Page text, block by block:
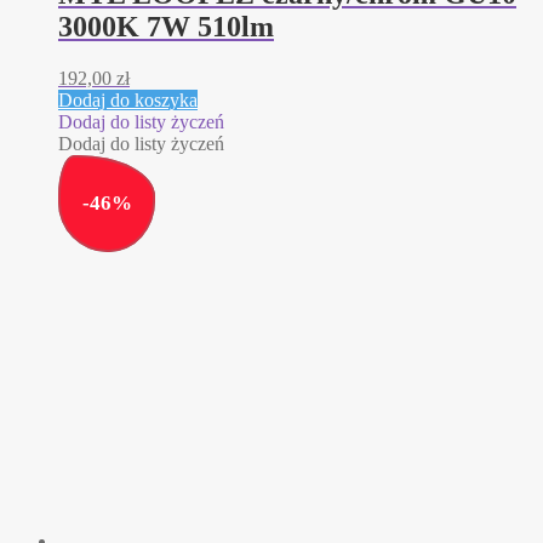
3000K 7W 510lm
192,00 zł
Dodaj do koszyka
Dodaj do listy życzeń
Dodaj do listy życzeń
-46%